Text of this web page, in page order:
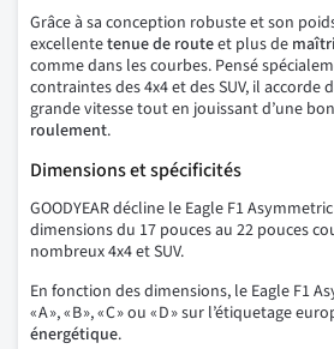
Grâce à sa conception robuste et son
excellentetenuede routeet plus de
comme dans les courbes. Pensé
contraintes des 4x4 et des SUV, il accorde
grande vitesse tout en jouissant d’une
roulement.
Dimensions et spécificités
GOODYEAR décline le Eagle F1
dimensions du 17 pouces au 22 pouces
nombreux 4x4 et SUV.
En fonction des dimensions, le Eagle F1
« A », « B », « C » ou « D » sur l’étiquetage
énergétique.